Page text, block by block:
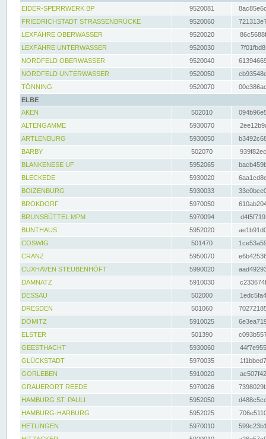
EIDER-SPERRWERK BP
9520081
FRIEDRICHSTADT STRASSENBRÜCKE
9520060
LEXFÄHRE OBERWASSER
9520020
LEXFÄHRE UNTERWASSER
9520030
NORDFELD OBERWASSER
9520040
NORDFELD UNTERWASSER
9520050
TÖNNING
9520070
ELBE
AKEN
502010
ALTENGAMME
5930070
ARTLENBURG
5930050
BARBY
502070
BLANKENESE UF
5952065
BLECKEDE
5930020
BOIZENBURG
5930033
BROKDORF
5970050
BRUNSBÜTTEL MPM
5970094
BUNTHAUS
5952020
COSWIG
501470
CRANZ
5950070
CUXHAVEN STEUBENHÖFT
5990020
DAMNATZ
5910030
DESSAU
502000
DRESDEN
501060
DÖMITZ
5910025
ELSTER
501390
GEESTHACHT
5930060
GLÜCKSTADT
5970035
GORLEBEN
5910020
GRAUERORT REEDE
5970026
HAMBURG ST. PAULI
5952050
HAMBURG-HARBURG
5952025
HETLINGEN
5970010